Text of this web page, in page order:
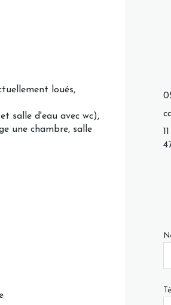
loués,
salle d'eau avec wc),
une chambre, salle
une salle